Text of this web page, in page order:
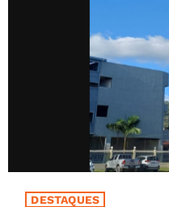
DESTAQUES